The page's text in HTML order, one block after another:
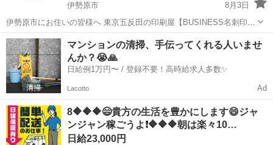
伊勢原市
8月3日
伊勢原市にお住いの皆様へ 東京五反田の印刷屋【BUSINESS名刺印刷
所】です。 Wワーク・副業として 企業や飲食店等の店舗に対して 名
刺印刷の開拓営業 を行っていただける方を募集しています。 今のあ...
神奈川 伊勢原市 スタッフ
マンションの清掃、手伝ってくれる人いませ
んか？😭🙏
日給例1万円〜 / 登録不要！高時給求人多数✨
Lacotto Ad
8🔶🔶🔶😄貴方の生活を豊かにします😄ジャ
ンジャン稼ごうよ❗️🔶🔶🔶朝は楽々10…
日給23,000円